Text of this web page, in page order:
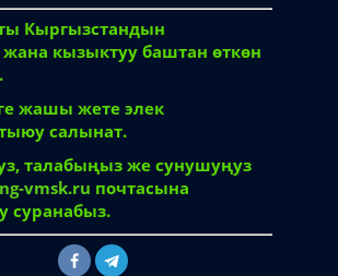
Кыргызстандын
кызыктуу баштан өткөн
жашы жете элек
салынат.
талабыңыз же сунушуңуз
vmsk.ru почтасына
суранабыз.